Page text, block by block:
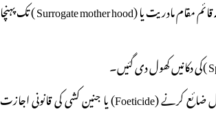
(د) ان حرکتوں نے معاملہ قائم مقام مادریت یا (Surrogate mother hood ) تک پہنچا
(و)عیش پرستوں نے حمل ضائع کرنے (Foeticide) یا جنین کشی کی قانونی اجازت